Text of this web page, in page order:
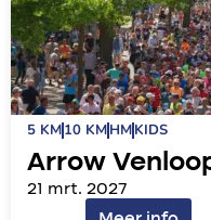
5 KM10 KMHMKIDS
Arrow
21 mrt. 2027